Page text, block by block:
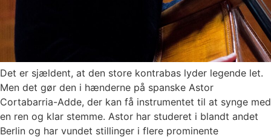
Det er sjældent, at den store kontrabas lyder legende let.
Men det gør den i hænderne på spanske Astor
Cortabarria-Adde, der kan få instrumentet til at synge med
en ren og klar stemme. Astor har studeret i blandt andet
Berlin og har vundet stillinger i flere prominente